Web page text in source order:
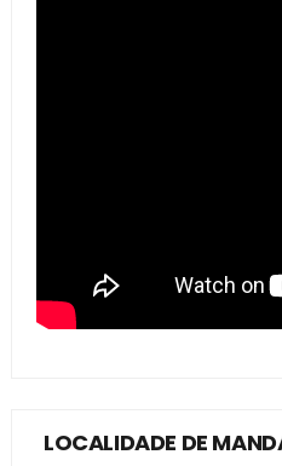
LOCALIDADE DE